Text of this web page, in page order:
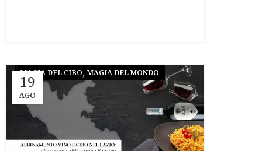
19
AGO
MAGIA DEL CIBO, MAGIA DEL MONDO